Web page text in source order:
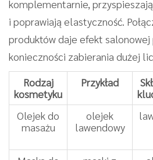
komplementarnie,
i poprawiają elastyczność.
produktów daje efekt
konieczności zabierania dużej
Rodzaj
kosmetyku
Przykład
Olejek do
masażu
olejek
lawendowy